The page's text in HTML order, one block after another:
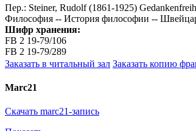
Пер.: Steiner, Rudolf (1861-1925)
Философия -- История философии --
Шифр хранения:
FB 2 19-79/106
FB 2 19-79/289
Заказать в читальный зал Заказать копию
Marc21
Скачать marc21-запись